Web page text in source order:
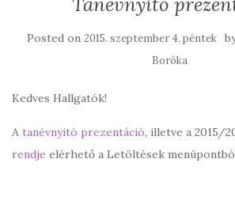
Posted on 2015. szeptember 4. péntek
Boróka
Kedves Hallgatók!
A tanévnyitó prezentáció, illetve a 2015/
rendje elérhető a Letöltések